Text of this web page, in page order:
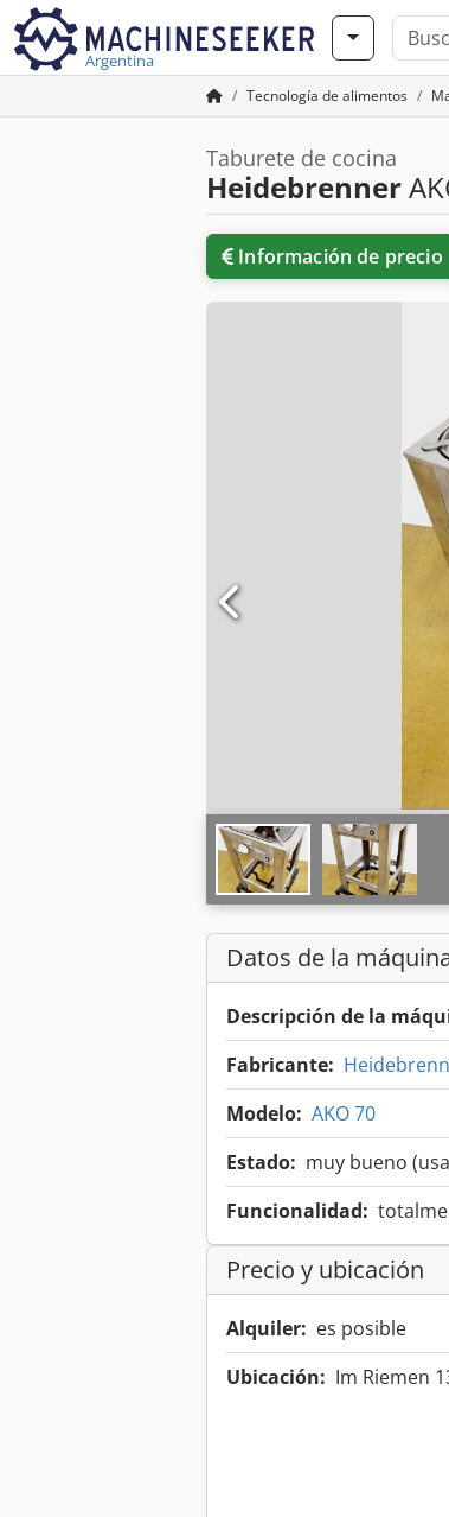
Argentina
Tecnología de alimentos
Taburete de cocina
Heidebrenner
Información de precio
Datos de la
Descripción de la
Fabricante:
Modelo: AKO 70
Estado: muy bueno
Funcionalidad:
Precio y ubicación
Alquiler: es posible
Ubicación: Im Riemen